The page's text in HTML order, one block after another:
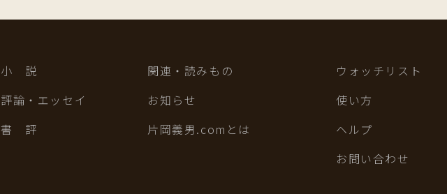
小 説
評論・エッセイ
書 評
関連・読みもの
お知らせ
片岡義男.comとは
ウォッチリスト
使い方
ヘルプ
お問い合わせ